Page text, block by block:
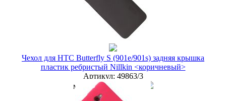
Новая цена
68 руб.
Наличие:
купить в розницу
Чехол для HTC Butterfly S (901e/901s) задняя крышка
пластик ребристый Nillkin <коричневый>
Артикул: 49863/3
мелкий опт
опт 75 руб.